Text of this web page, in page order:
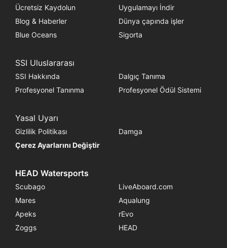
Ücretsiz Kaydolun
Uygulamayı İndir
Blog & Haberler
Dünya çapında işler
Blue Oceans
Sigorta
SSI Uluslararası
SSI Hakkında
Dalgıç Tanıma
Profesyonel Tanınma
Profesyonel Ödül Sistemi
Yasal Uyarı
Gizlilik Politikası
Damga
Çerez Ayarlarını Değiştir
HEAD Watersports
Scubago
LiveAboard.com
Mares
Aqualung
Apeks
rEvo
Zoggs
HEAD